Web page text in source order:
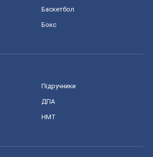
Баскетбол
Бокс
Підручники
ДПА
НМТ